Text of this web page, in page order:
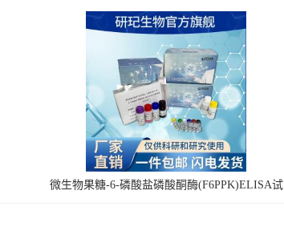
微生物果糖-6-磷酸盐磷酸酮酶(F6PPK)ELISA试